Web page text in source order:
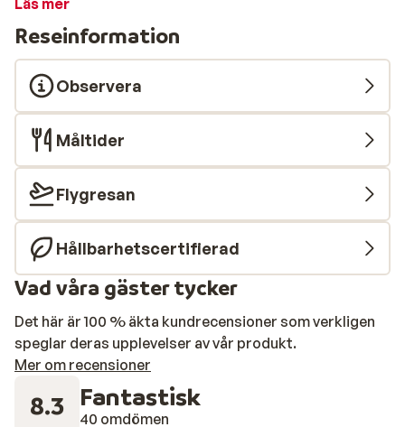
Poolen har ett vattenfall som ger ett lekfullt intryck,
och både barn och vuxna hittar något att göra när
aktivitetsivern slår till. Poolområdets palmer ger lite
skugga om du önskar, men blir det ändå för hett så
finns parasoll och solstolar utspridda i trädgården.
Lekplats och barnpool lockar de yngre
familjemedlemmarna medan äldre hellre söker upp
utbudet i spaavdelningen eller går till gymmet.
Stranden är alldeles intill om det är en promenad i
vattenbrynet eller ett havsbad som hellre lockar för
dagen. Vackert och välsmakande är orden som
beskriver restaurangens måltider. Showcooking ger
dig möjlighet att se när din mat tillagas. Här både äter
och dricker du gott och hälsosamma alternativ finns
att välja.
Läs mer
Reseinformation
Observera
Måltider
Flygresan
Hållbarhetscertifierad
Vad våra gäster tycker
Det här är 100 % äkta kundrecensioner som verkligen
speglar deras upplevelser av vår produkt.
Mer om recensioner
8.3 Fantastisk
40 omdömen